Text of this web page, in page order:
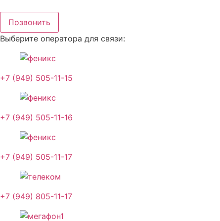
содержимому
Позвонить
Выберите оператора для связи:
+7 (949) 505-11-15
+7 (949) 505-11-16
+7 (949) 505-11-17
+7 (949) 805-11-17